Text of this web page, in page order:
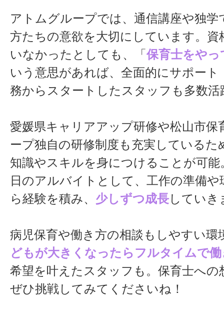
アトムグループでは、通信講座や独学
方たちの意欲を大切にしています。資
いなかったとしても、「保育士をや
いう意思があれば、全面的にサポート
務からスタートしたスタッフも多数活
愛媛県キャリアアップ研修や松山市保
ープ独自の研修制度も充実しているた
知識やスキルを身につけることが可
日のアルバイトとして、工作の準備や
ら経験を積み、 少しずつ成長していき
病児保育や働き方の相談もしやすい環
どもが大きくなったらフルタイムで
希望を叶えたスタッフも。保育士への
ぜひ挑戦してみてくださいね！